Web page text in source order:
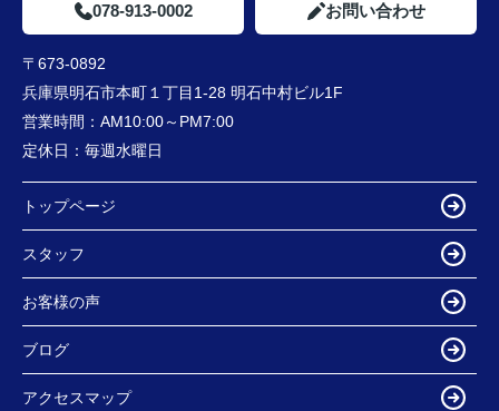
078-913-0002 お問い合わせ
〒673-0892
兵庫県明石市本町１丁目1-28 明石中村ビル1F
営業時間： AM10:00～PM7:00
定休日： 毎週水曜日
トップページ
スタッフ
お客様の声
ブログ
アクセスマップ